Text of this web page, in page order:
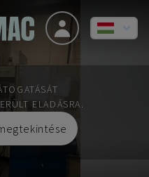
ELADÁSRA.